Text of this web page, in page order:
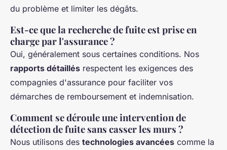
du problème et limiter les dégâts.
Est-ce que la recherche de fuite est prise en
charge par l'assurance ?
Oui, généralement sous certaines conditions. Nos
rapports détaillés respectent les exigences des
compagnies d'assurance pour faciliter vos
démarches de remboursement et indemnisation.
Comment se déroule une intervention de
détection de fuite sans casser les murs ?
Nous utilisons des technologies avancées comme la